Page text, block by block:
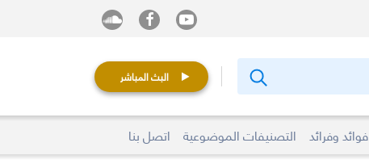
البث المباشر
فوائد وفرائد التصنيفات الموضوعية اتصل بنا